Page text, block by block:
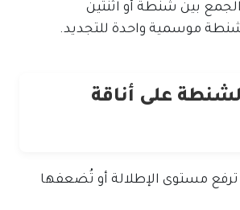
الجمع بين شنطة أو اثنتين
موسمية واحدة للتجديد.
على أناقة
مستوى الإطلالة أو تُضعفها